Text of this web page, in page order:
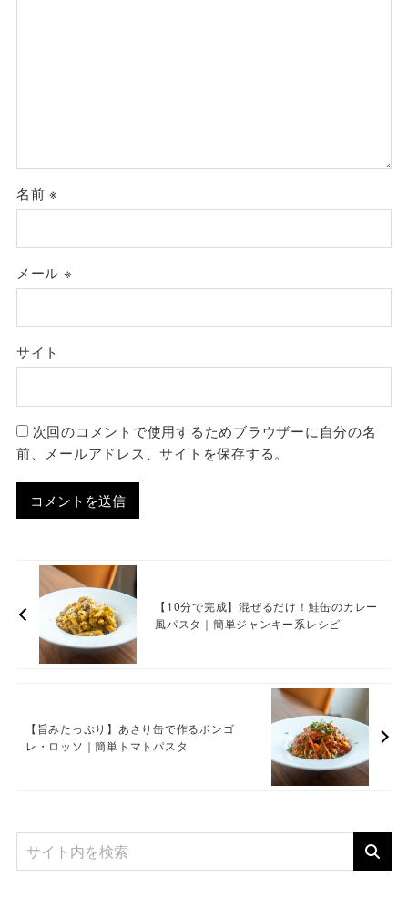
名前※
メール ※
サイト
次回のコメントで使用するためブラウザーに自分の名
前、メールアドレス、サイトを保存する。
【10分で完成】混ぜるだけ！鮭缶のカレー
風パスタ｜簡単ジャンキー系レシピ
【旨みたっぷり】あさり缶で作るボンゴ
レ・ロッソ｜簡単トマトパスタ